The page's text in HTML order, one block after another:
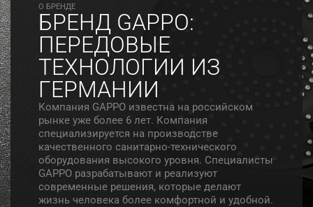
O БРЕНДЕ
БРЕНД GAPPO:
ПЕРЕДОВЫЕ
ТЕХНОЛОГИИ ИЗ
ГЕРМАНИИ
Компания GAPPO известна на российском
рынке уже более 6 лет. Компания
специализируется на производстве
качественного санитарно-технического
оборудования высокого уровня. Специалисты
GAPPO разрабатывают и реализуют
современные решения, которые делают
жизнь человека более комфортной и удобной.